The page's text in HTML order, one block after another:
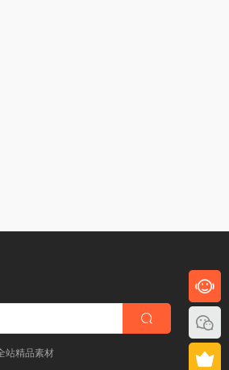
站精品素材